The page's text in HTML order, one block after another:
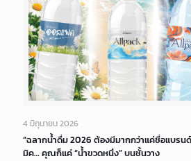
4 มิถุนายน 2026
“ฉลากน้ำดื่ม 2026 ต้องมีมากกว่าแค่ชื่อแบรน
มิค… คุณก็แค่ “น้ำขวดหนึ่ง” บนชั้นวาง